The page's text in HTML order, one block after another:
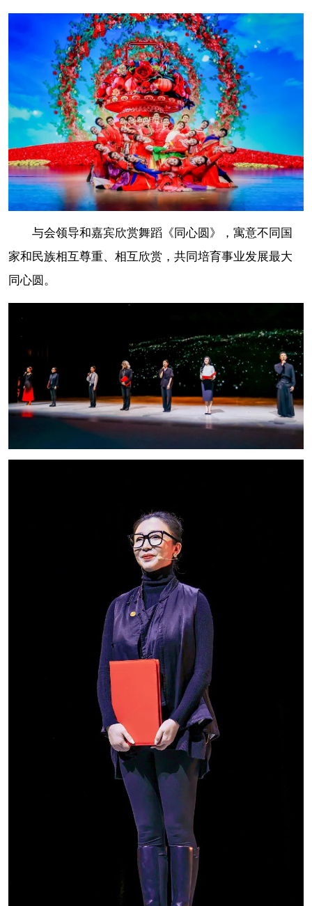
与会领导和嘉宾欣赏舞蹈《同心圆》，寓意不同国
家和民族相互尊重、相互欣赏，共同培育事业发展最大
同心圆。